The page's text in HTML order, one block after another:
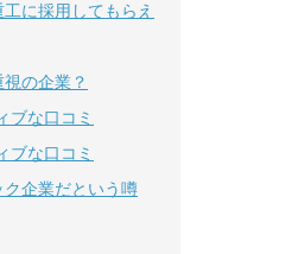
に採用してもらえ
の企業？
ブな口コミ
ブな口コミ
企業だという噂